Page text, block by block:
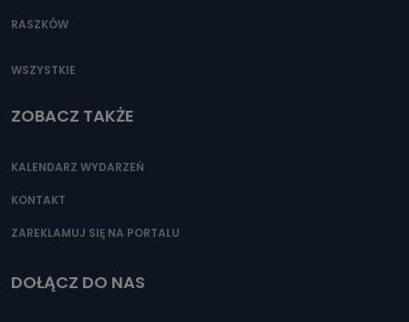
RASZKÓW
WSZYSTKIE
ZOBACZ TAKŻE
KALENDARZ WYDARZEŃ
KONTAKT
ZAREKLAMUJ SIĘ NA PORTALU
DOŁĄCZ DO NAS